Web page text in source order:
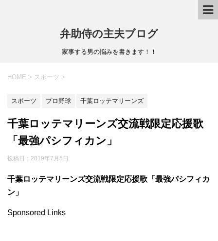
弁助侍の主夫ブログ
家事する男の悩みを書きます！！
HOME > スポーツ >
スポーツ プロ野球 千葉ロッテマリーンズ
千葉ロッテマリーンズ交流戦限定応援歌
「最強パシフィカン」
投稿日： 2019年7月5日
千葉ロッテマリーンズ交流戦限定応援歌「最強パシフィカ
ン」
Sponsored Links